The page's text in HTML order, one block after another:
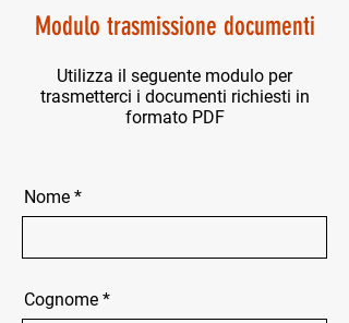
Modulo trasmissione documenti
Utilizza il seguente modulo per
trasmetterci i documenti richiesti in
formato PDF
Nome
Cognome